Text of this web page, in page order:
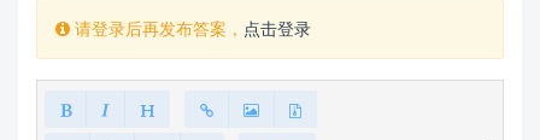
请登录后再发布答案， 点击登录